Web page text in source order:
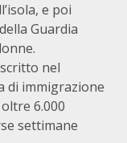
e poi
Guardia
nel
di immigrazione
6.000
settimane